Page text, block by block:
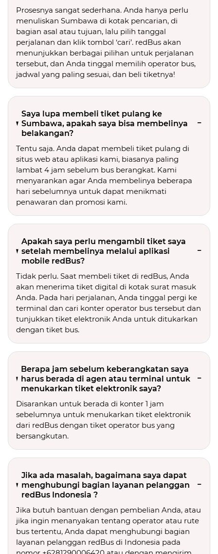
Prosesnya sangat sederhana. Anda hanya perlu
menuliskan Sumbawa di kotak pencarian, di
bagian asal atau tujuan, lalu pilih tanggal
perjalanan dan klik tombol ‘cari’. redBus akan
menunjukkan berbagai pilihan untuk perjalanan
tersebut, dan Anda tinggal memilih operator bus,
jadwal yang paling sesuai, dan beli tiketnya!
Saya lupa membeli tiket pulang ke
Sumbawa, apakah saya bisa membelinya
belakangan?
Tentu saja. Anda dapat membeli tiket pulang di
situs web atau aplikasi kami, biasanya paling
lambat 4 jam sebelum bus berangkat. Kami
menyarankan agar Anda membelinya beberapa
hari sebelumnya untuk dapat menikmati
penawaran dan promosi kami.
Apakah saya perlu mengambil tiket saya
setelah membelinya melalui aplikasi
mobile redBus?
Tidak perlu. Saat membeli tiket di redBus, Anda
akan menerima tiket digital di kotak surat masuk
Anda. Pada hari perjalanan, Anda tinggal pergi ke
terminal dan cari konter operator bus tersebut dan
tunjukkan tiket elektronik Anda untuk ditukarkan
dengan tiket bus.
Berapa jam sebelum keberangkatan saya
harus berada di agen atau terminal untuk
menukarkan tiket elektronik saya?
Disarankan untuk berada di konter 1 jam
sebelumnya untuk menukarkan tiket elektronik
dari redBus dengan tiket operator bus yang
bersangkutan.
Jika ada masalah, bagaimana saya dapat
menghubungi bagian layanan pelanggan
redBus Indonesia ?
Jika butuh bantuan dengan pembelian Anda, atau
jika ingin menanyakan tentang operator atau rute
bus tertentu, Anda dapat menghubungi bagian
layanan pelanggan redBus di Indonesia pada